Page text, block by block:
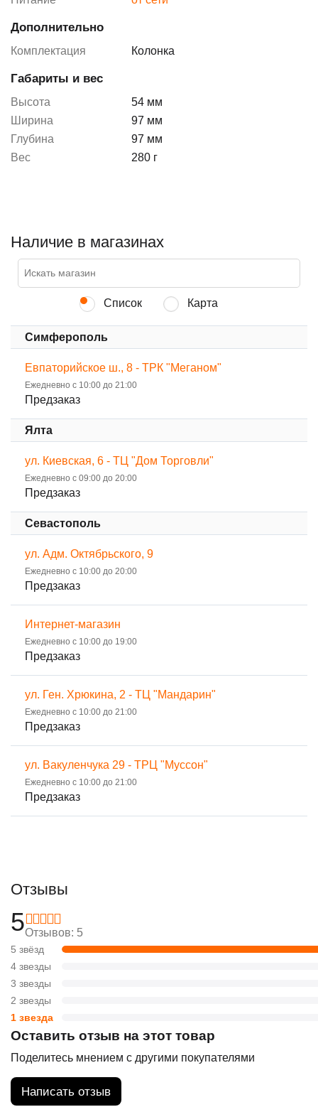
Дополнительно
Комплектация Колонка
Габариты и вес
Высота
54 мм
Ширина
97 мм
Глубина
97 мм
Вес
280 г
Наличие в магазинах
Список Карта
Симферополь
Евпаторийское ш., 8 - ТРК "Меганом"
Ежедневно с 10:00 до 21:00
Предзаказ
Ялта
ул. Киевская, 6 - ТЦ "Дом Торговли"
Ежедневно с 09:00 до 20:00
Предзаказ
Севастополь
ул. Адм. Октябрьского, 9
Ежедневно с 10:00 до 20:00
Предзаказ
Интернет-магазин
Ежедневно с 10:00 до 19:00
Предзаказ
ул. Ген. Хрюкина, 2 - ТЦ "Мандарин"
Ежедневно с 10:00 до 21:00
Предзаказ
ул. Вакуленчука 29 - ТРЦ "Муссон"
Ежедневно с 10:00 до 21:00
Предзаказ
Отзывы
5Отзывов: 5
5 звёзд
4 звезды
3 звезды
2 звезды
1 звезда
Оставить отзыв на этот товар
Поделитесь мнением с другими покупателями
Написать отзыв